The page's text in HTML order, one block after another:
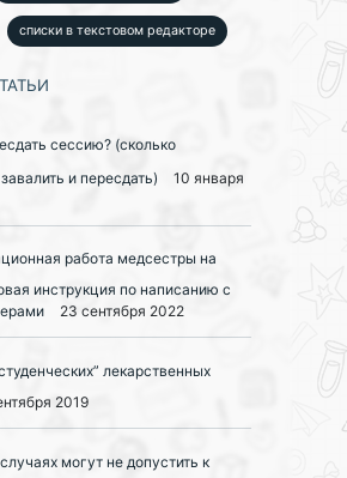
списки в текстовом редакторе
сессию? (сколько
и пересдать)
10 января
работа медсестры на
инструкция по написанию с
23 сентября 2022
лекарственных
2019
могут не допустить к